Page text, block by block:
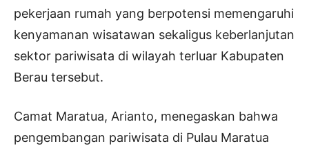
pekerjaan rumah yang berpotensi memengaruhi
kenyamanan wisatawan sekaligus keberlanjutan
sektor pariwisata di wilayah terluar Kabupaten
Berau tersebut.
Camat Maratua, Arianto, menegaskan bahwa
pengembangan pariwisata di Pulau Maratua